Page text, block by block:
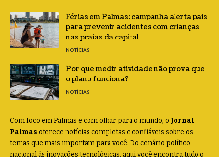
Férias em Palmas: campanha alerta pais
para prevenir acidentes com crianças
nas praias da capital
NOTÍCIAS
Por que medir atividade não prova que
o plano funciona?
NOTÍCIAS
Com foco em Palmas e com olhar para o mundo, o Jornal
Palmas oferece notícias completas e confiáveis sobre os
temas que mais importam para você. Do cenário político
nacional às inovações tecnológicas, aqui você encontra tudo o